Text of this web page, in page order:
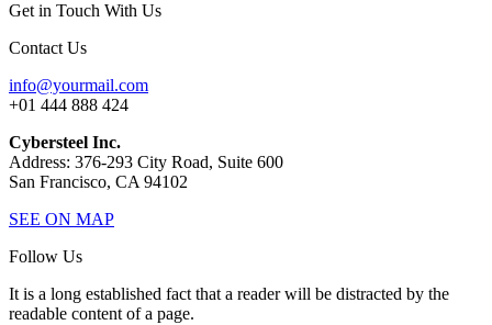
Get in Touch With Us
Contact Us
info@yourmail.com
+01 444 888 424
Cybersteel Inc.
Address: 376-293 City Road, Suite 600
San Francisco, CA 94102
SEE ON MAP
Follow Us
It is a long established fact that a reader will be distracted by the
readable content of a page.